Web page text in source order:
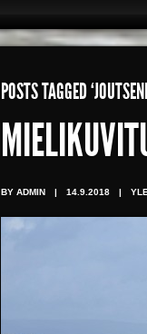
POSTS TAGGED
BY ADMIN | 14.9.2018 |